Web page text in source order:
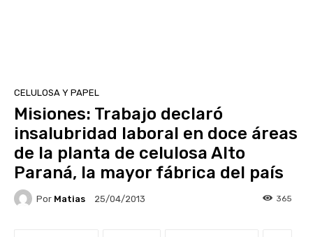
CELULOSA Y PAPEL
Misiones: Trabajo declaró
insalubridad laboral en doce áreas
de la planta de celulosa Alto
Paraná, la mayor fábrica del país
Por Matias 25/04/2013 365